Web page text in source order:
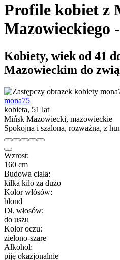
Profile kobiet z
Mazowieckiego
Kobiety, wiek od 41
Mazowieckim do
mona75
kobieta, 51 lat
Mińsk Mazowiecki, mazowieckie
Spokojna i szalona, rozważna, z
Wzrost:
160 cm
Budowa ciała:
kilka kilo za dużo
Kolor włósów:
blond
Dł. włosów:
do uszu
Kolor oczu:
zielono-szare
Alkohol:
piję okazjonalnie